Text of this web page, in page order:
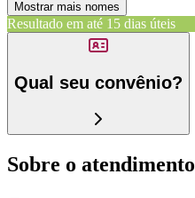
Mostrar mais nomes
Resultado em até 15 dias úteis
Qual seu convênio?
Sobre o atendimento